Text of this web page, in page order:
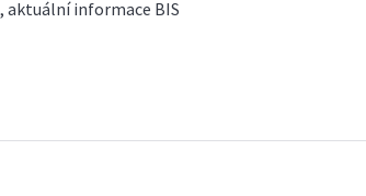
aktuální informace BIS